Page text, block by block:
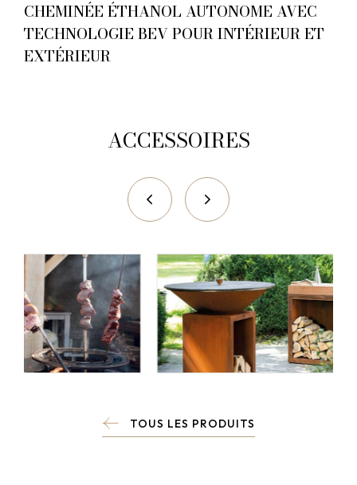
CHEMINÉE ÉTHANOL AUTONOME AVEC
TECHNOLOGIE BEV POUR INTÉRIEUR ET
EXTÉRIEUR
ACCESSOIRES
TOUS LES PRODUITS